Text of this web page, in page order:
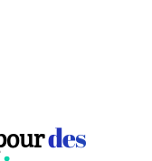
des